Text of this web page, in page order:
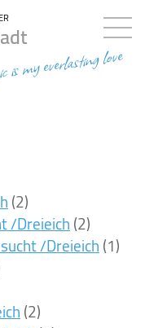
is my everlasting love
(2)
/Dreieich(2)
/Dreieich(1)
(2)